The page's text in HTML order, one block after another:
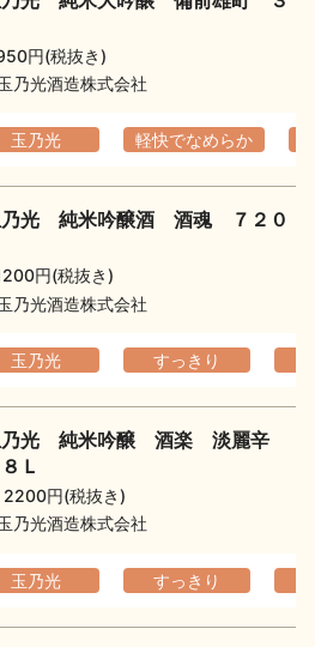
円(税抜き)
乃光酒造株式会社
玉乃光 軽快でなめらか
光 純米吟醸酒 酒魂 ７２０
円(税抜き)
乃光酒造株式会社
玉乃光 すっきり
光 純米吟醸 酒楽 淡麗辛
Ｌ
2200円(税抜き)
乃光酒造株式会社
玉乃光 すっきり